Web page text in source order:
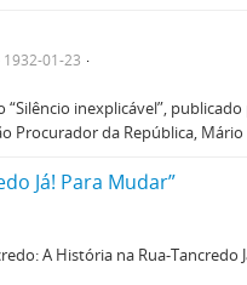
1932-01-23
inexplicável”,
Procurador da República, Mário
Já! Para Mudar”
A História na Rua-Tancredo